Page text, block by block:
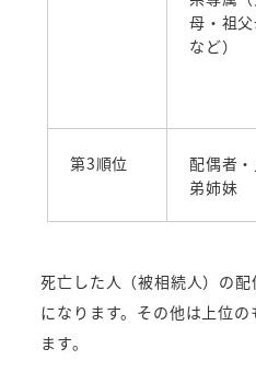
母・祖
など）
第3順位
配偶者
弟姉妹
死亡した人（被相続人）の
になります。その他は上位
ます。